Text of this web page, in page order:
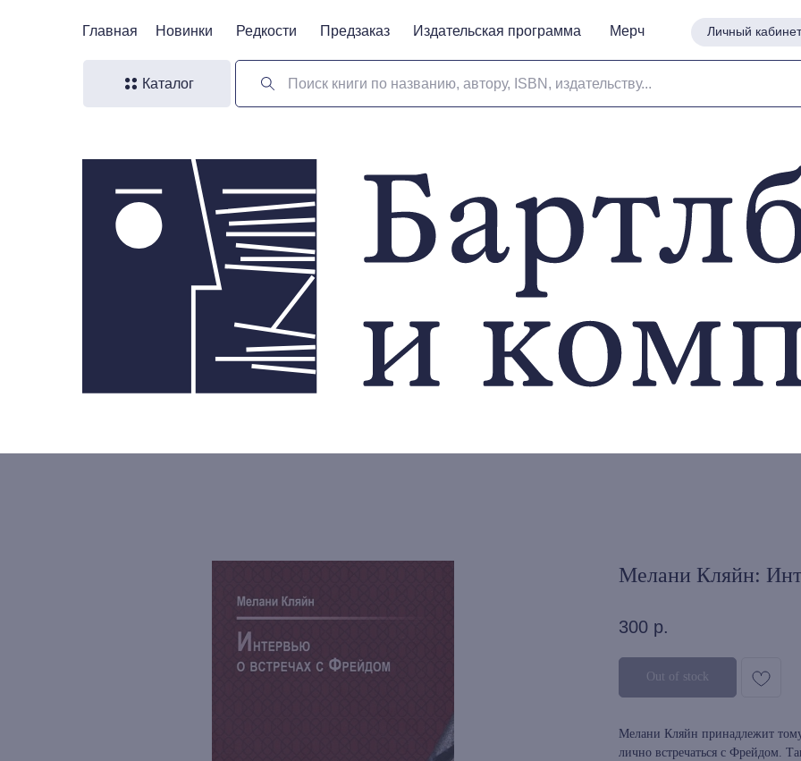
Личный кабинет
Поиск книги по названию, автору, ISBN, издательству...
Новинки Предзаказ Издательская программа Мерч
Редкости
Главная
Каталог
Личный кабинет
Новинки Предзаказ Издательская программа Мерч
Редкости
Главная
Мелани Кляйн:
300 р.
Out of stock
Мелани Кляйн принадлежит
лично встречаться с Фрейдом.